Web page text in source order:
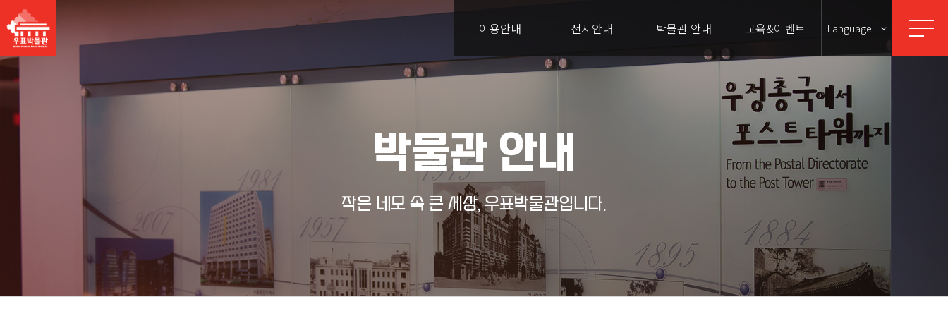
이용안내 전시안내 박물관 안내 교육&이벤트 Language
박물관 안내
작은 네모 속 큰 세상, 우표박물관입니다.